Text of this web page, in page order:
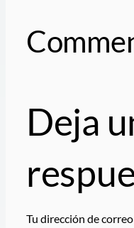
Deja
Tu dirección de